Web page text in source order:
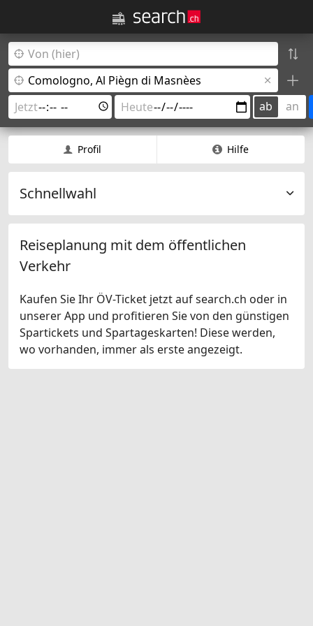
ab an
Profil Hilfe
Schnellwahl
Reiseplanung mit dem öffentlichen
Verkehr
Kaufen Sie Ihr ÖV-Ticket jetzt auf search.ch oder in
unserer App und profitieren Sie von den günstigen
Spartickets und Spartageskarten! Diese werden,
wo vorhanden, immer als erste angezeigt.